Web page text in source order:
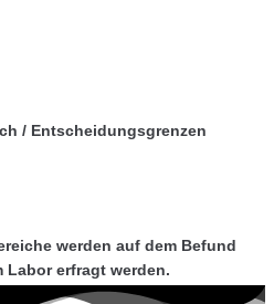
/ Entscheidungsgrenzen
werden auf dem Befund
erfragt werden.